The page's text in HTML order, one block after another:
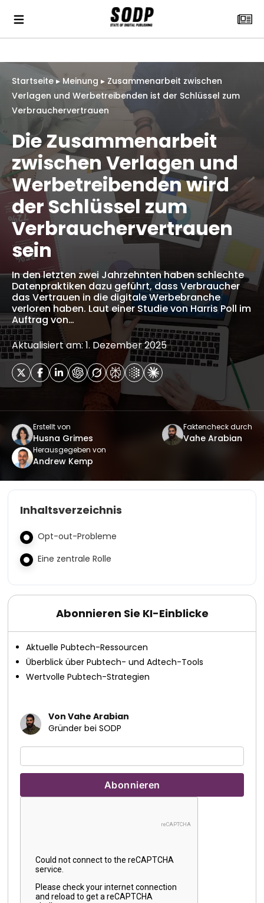
Startseite ▸ Meinung ▸ Zusammenarbeit zwischen
Verlagen und Werbetreibenden ist der Schlüssel zum
Verbrauchervertrauen
Die Zusammenarbeit
zwischen Verlagen und
Werbetreibenden wird
der Schlüssel zum
Verbrauchervertrauen
sein
In den letzten zwei Jahrzehnten haben schlechte
Datenpraktiken dazu geführt, dass Verbraucher
das Vertrauen in die digitale Werbebranche
verloren haben. Laut einer Studie von Harris Poll im
Auftrag von…
Aktualisiert am: 1. Dezember 2025
Erstellt von
Husna Grimes
Faktencheck durch
Vahe Arabian
Herausgegeben von
Andrew Kemp
Inhaltsverzeichnis
Opt-out-Probleme
Eine zentrale Rolle
Abonnieren Sie KI-Einblicke
Aktuelle Pubtech-Ressourcen
Überblick über Pubtech- und Adtech-Tools
Wertvolle Pubtech-Strategien
Von Vahe Arabian
Gründer bei SODP